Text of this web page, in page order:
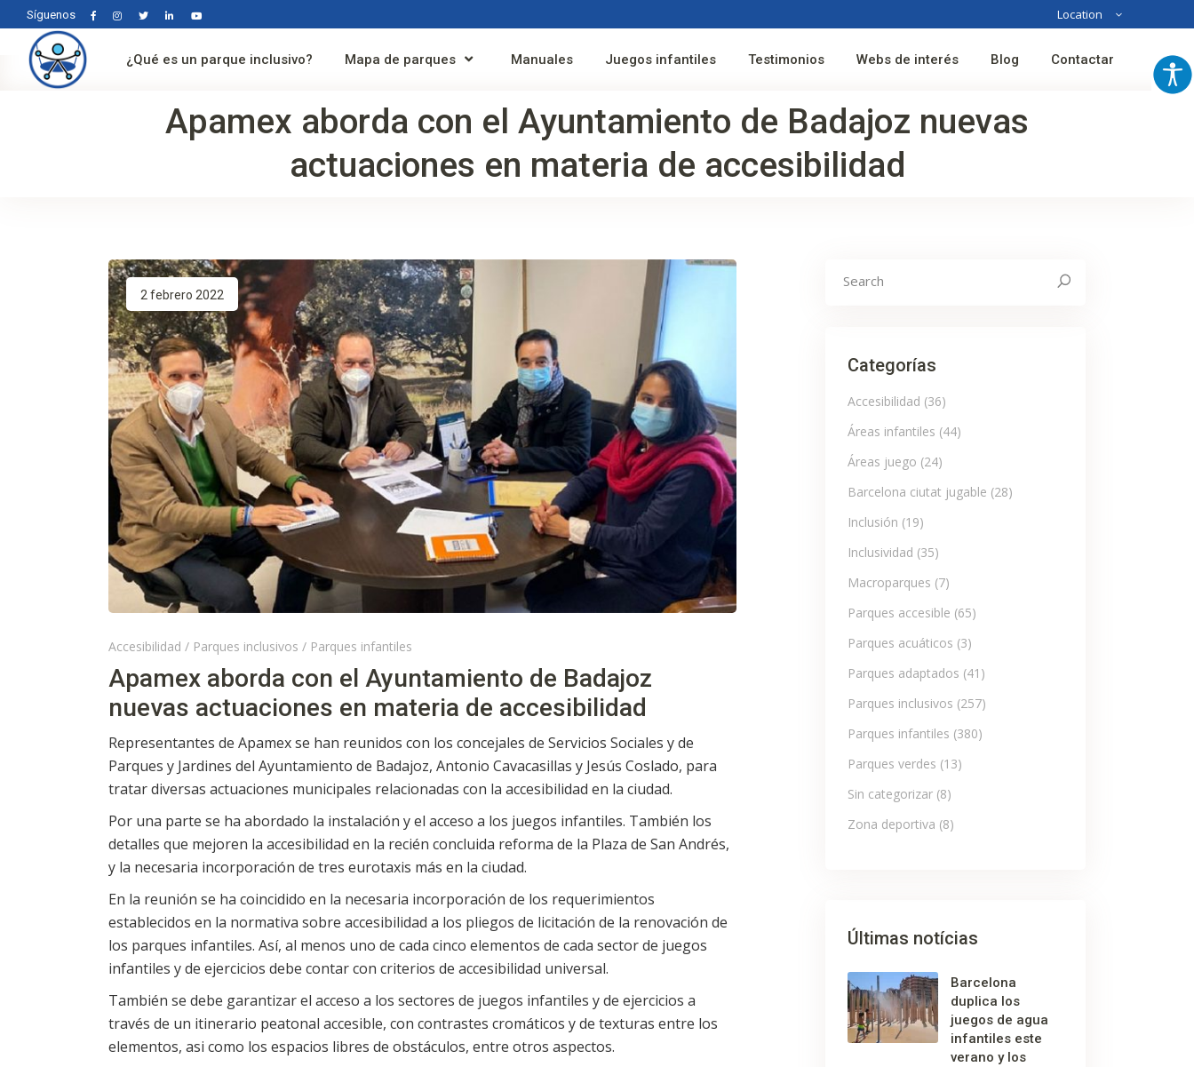
Síguenos Location
Australia
¿Qué es un parque inclusivo? Mapa de parques Manuales Juegos infantiles Testimonios Webs de interés Blog Contactar
Apamex aborda con el Ayuntamiento de Badajoz nuevas
actuaciones en materia de accesibilidad
2 febrero 2022
Accesibilidad / Parques inclusivos / Parques infantiles
Apamex aborda con el Ayuntamiento de Badajoz
nuevas actuaciones en materia de accesibilidad
Representantes de Apamex se han reunidos con los concejales de Servicios Sociales y de
Parques y Jardines del Ayuntamiento de Badajoz, Antonio Cavacasillas y Jesús Coslado, para
tratar diversas actuaciones municipales relacionadas con la accesibilidad en la ciudad.
Por una parte se ha abordado la instalación y el acceso a los juegos infantiles. También los
detalles que mejoren la accesibilidad en la recién concluida reforma de la Plaza de San Andrés,
y la necesaria incorporación de tres eurotaxis más en la ciudad.
En la reunión se ha coincidido en la necesaria incorporación de los requerimientos
establecidos en la normativa sobre accesibilidad a los pliegos de licitación de la renovación de
los parques infantiles. Así, al menos uno de cada cinco elementos de cada sector de juegos
infantiles y de ejercicios debe contar con criterios de accesibilidad universal.
También se debe garantizar el acceso a los sectores de juegos infantiles y de ejercicios a
través de un itinerario peatonal accesible, con contrastes cromáticos y de texturas entre los
elementos, asi como los espacios libres de obstáculos, entre otros aspectos.
Categorías
Accesibilidad (36)
Áreas infantiles (44)
Áreas juego (24)
Barcelona ciutat jugable (28)
Inclusión (19)
Inclusividad (35)
Macroparques (7)
Parques accesible (65)
Parques acuáticos (3)
Parques adaptados (41)
Parques inclusivos (257)
Parques infantiles (380)
Parques verdes (13)
Sin categorizar(8)
Zona deportiva (8)
Últimas notícias
Barcelona
duplica los
juegos de agua
infantiles este
verano y los